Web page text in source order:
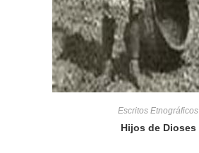
Escritos Etnográficos
Hijos de Dioses